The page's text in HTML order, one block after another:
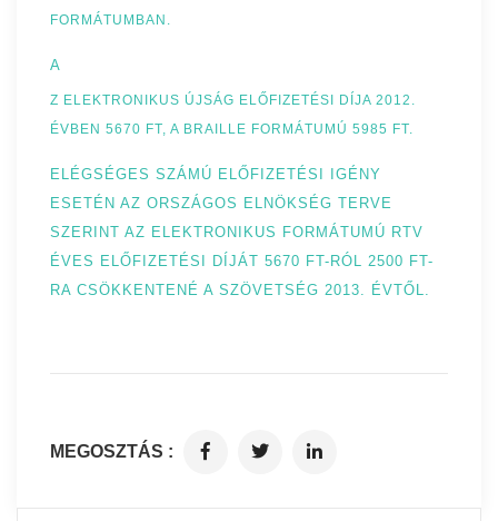
FORMÁTUMBAN.
A
Z ELEKTRONIKUS ÚJSÁG ELŐFIZETÉSI DÍJA 2012.
ÉVBEN 5670 FT, A BRAILLE FORMÁTUMÚ 5985 FT.
ELÉGSÉGES SZÁMÚ ELŐFIZETÉSI IGÉNY
ESETÉN AZ ORSZÁGOS ELNÖKSÉG TERVE
SZERINT AZ ELEKTRONIKUS FORMÁTUMÚ RTV
ÉVES ELŐFIZETÉSI DÍJÁT 5670 FT-RÓL 2500 FT-
RA CSÖKKENTENÉ A SZÖVETSÉG 2013. ÉVTŐL.
MEGOSZTÁS :